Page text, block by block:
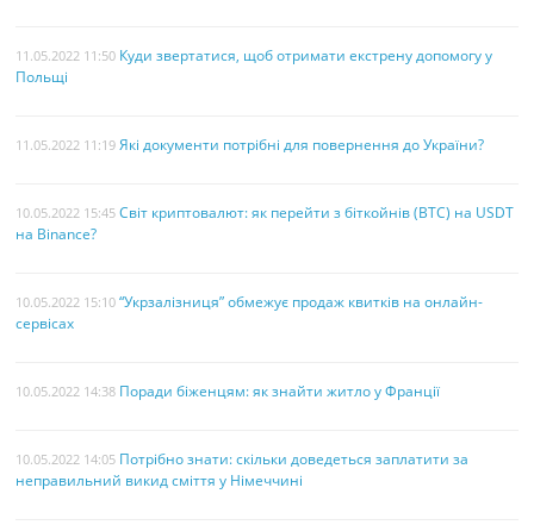
11.05.2022 11:50 Куди звертатися, щоб отримати екстрену допомогу у
Польщі
11.05.2022 11:19 Які документи потрібні для повернення до України?
10.05.2022 15:45 Світ криптовалют: як перейти з біткойнів (BTC) на USDT
на Binance?
10.05.2022 15:10 “Укрзалізниця” обмежує продаж квитків на онлайн-
сервісах
10.05.2022 14:38 Поради біженцям: як знайти житло у Франції
10.05.2022 14:05 Потрібно знати: скільки доведеться заплатити за
неправильний викид сміття у Німеччині